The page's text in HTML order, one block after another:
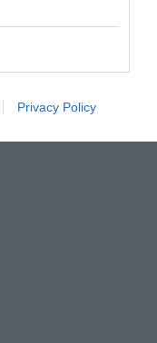
Privacy Policy